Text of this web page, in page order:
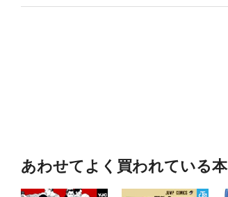
あわせてよく買われている本